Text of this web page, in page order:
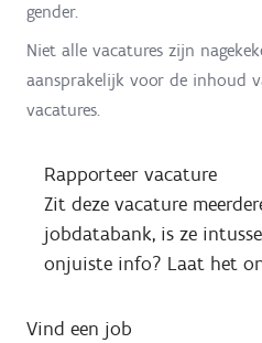
gender.
Niet alle vacatures zijn
aansprakelijk voor de inhoud
vacatures.
Rapporteer vacature
Zit deze vacature
jobdatabank, is ze
onjuiste info? Laat het
Vind een job